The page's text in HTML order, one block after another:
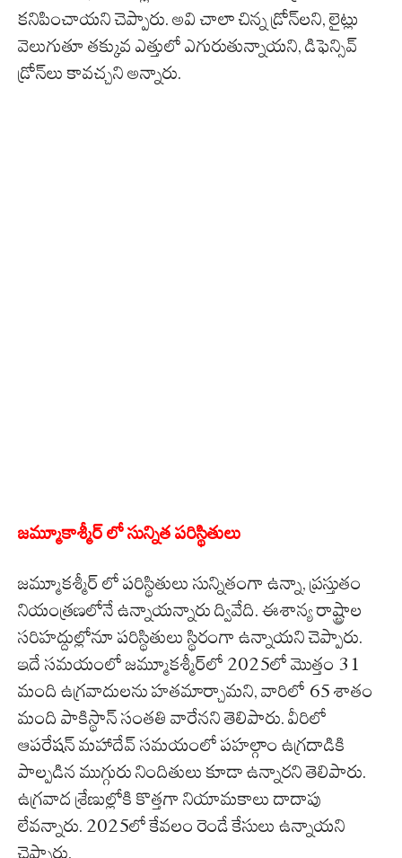
కనిపించాయని చెప్పారు. అవి చాలా చిన్న డ్రోన్‌లని, లైట్లు
వెలుగుతూ తక్కువ ఎత్తులో ఎగురుతున్నాయని, డిఫెన్సివ్
డ్రోన్‌లు కావచ్చని అన్నారు.
జమ్మూకాశ్మీర్ లో సున్నిత పరిస్థితులు
జమ్మూకశ్మీర్‌ లో పరిస్థితులు సున్నితంగా ఉన్నా, ప్రస్తుతం
నియంత్రణలోనే ఉన్నాయన్నారు ద్వివేది. ఈశాన్య రాష్ట్రాల
సరిహద్దుల్లోనూ పరిస్థితులు స్థిరంగా ఉన్నాయని చెప్పారు.
ఇదే సమయంలో జమ్మూకశ్మీర్‌లో 2025లో మొత్తం 31
మంది ఉగ్రవాదులను హతమార్చామని, వారిలో 65 శాతం
మంది పాకిస్థాన్‌ సంతతి వారేనని తెలిపారు. వీరిలో
ఆపరేషన్ మహాదేవ్ సమయంలో పహల్గాం ఉగ్రదాడికి
పాల్పడిన ముగ్గురు నిందితులు కూడా ఉన్నారని తెలిపారు.
ఉగ్రవాద శ్రేణుల్లోకి కొత్తగా నియామకాలు దాదాపు
లేవన్నారు. 2025లో కేవలం రెండే కేసులు ఉన్నాయని
చెప్పారు.